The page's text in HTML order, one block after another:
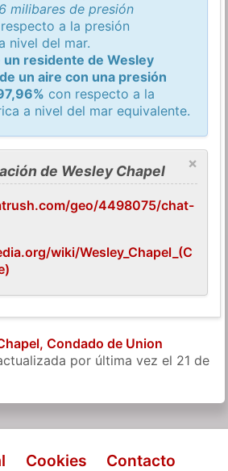
milibares de presión
a la presión
a nivel del mar.
un residente de Wesley
un aire con una presión
con respecto a la
a nivel del mar equivalente.
×
de Wesley Chapel
geo/4498075/chat-
wiki/Wesley_Chapel_(C
Condado de Union
por última vez el 21 de
Cookies Contacto